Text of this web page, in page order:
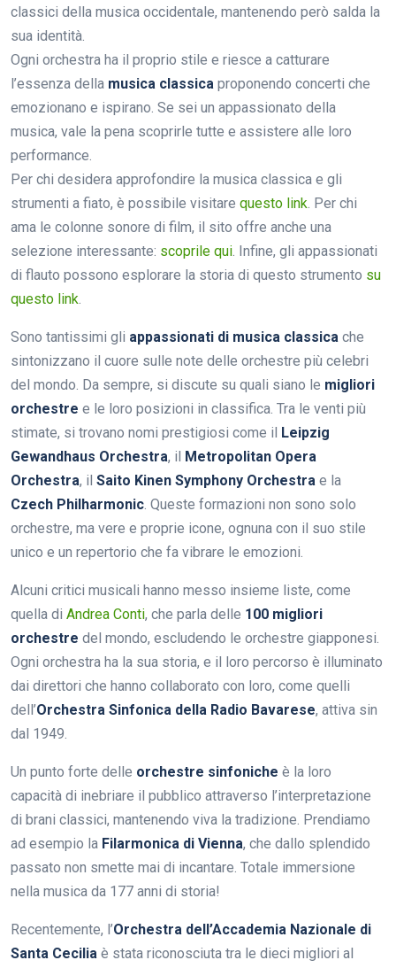
classici della musica occidentale, mantenendo però salda la
sua identità.
Ogni orchestra ha il proprio stile e riesce a catturare
l’essenza della musica classica proponendo concerti che
emozionano e ispirano. Se sei un appassionato della
musica, vale la pena scoprirle tutte e assistere alle loro
performance.
Per chi desidera approfondire la musica classica e gli
strumenti a fiato, è possibile visitare questo link. Per chi
ama le colonne sonore di film, il sito offre anche una
selezione interessante: scoprile qui. Infine, gli appassionati
di flauto possono esplorare la storia di questo strumento su
questo link.
Sono tantissimi gli appassionati di musica classica che
sintonizzano il cuore sulle note delle orchestre più celebri
del mondo. Da sempre, si discute su quali siano le migliori
orchestre e le loro posizioni in classifica. Tra le venti più
stimate, si trovano nomi prestigiosi come il
Leipzig
Gewandhaus Orchestra, il
Metropolitan Opera
Orchestra, il Saito Kinen Symphony Orchestra e la
Czech Philharmonic. Queste formazioni non sono solo
orchestre, ma vere e proprie icone, ognuna con il suo stile
unico e un repertorio che fa vibrare le emozioni.
Alcuni critici musicali hanno messo insieme liste, come
quella di Andrea Conti, che parla delle 100 migliori
orchestre del mondo, escludendo le orchestre giapponesi.
Ogni orchestra ha la sua storia, e il loro percorso è illuminato
dai direttori che hanno collaborato con loro, come quelli
dell’Orchestra Sinfonica della Radio Bavarese, attiva sin
dal 1949.
Un punto forte delle orchestre sinfoniche è la loro
capacità di inebriare il pubblico attraverso l’interpretazione
di brani classici, mantenendo viva la tradizione. Prendiamo
ad esempio la Filarmonica di Vienna, che dallo splendido
passato non smette mai di incantare. Totale immersione
nella musica da 177 anni di storia!
Recentemente, l’Orchestra dell’Accademia Nazionale di
Santa Cecilia è stata riconosciuta tra le dieci migliori al